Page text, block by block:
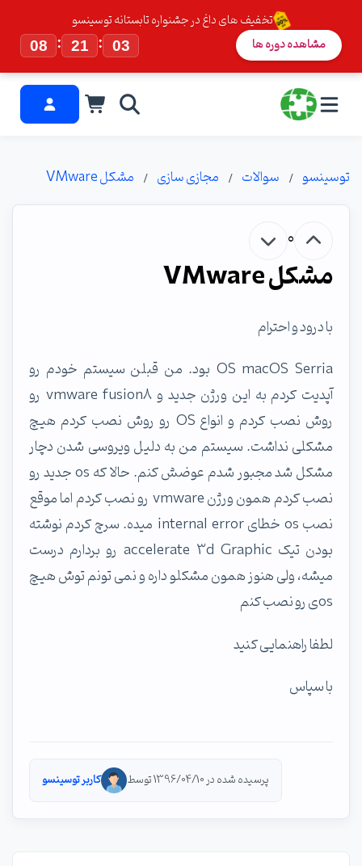
تخفیف های داغ در جشنواره تابستانه توسینسو
08
: 21 : 02 مشاهده دوره ها
توسینسو سوالات مجازی سازی مشکل VMware
0
مشکل VMware
با درود و احترام
OS macOS Serria بود. من قبلن سیستم خودم رو
آپدیت کردم به این ورژن جدید و vmware fusion8 رو
روش نصب کردم و انواع OS رو روش نصب کردم هیچ
مشکلی نداشت. سیستم من به دلیل ویروسی شدن دچار
مشکل شد مجبور شدم عوضش کنم. حالا که os جدید رو
نصب کردم همون ورژن vmware رو نصب کردم اما موقع
نصب os خطای internal error میده. سرچ کردم نوشته
بودن تیک accelerate 3d Graphic رو بردارم درست
میشه، ولی هنوز همون مشکلو داره و نمی تونم توش هیچ
osی رو نصب کنم
لطفا راهنمایی کنید
با سپاس
پرسیده شده در 1396/04/10 توسط کاربر توسینسو